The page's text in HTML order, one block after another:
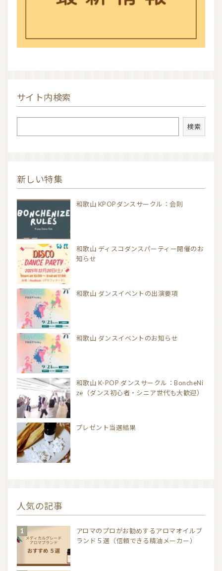
サイト内検索
検索
新しい特集
和歌山 KPOPダンスサークル：会則
和歌山 ディスコダンスパーティー開催のお
知らせ
和歌山 ダンスイベントの出演要項
和歌山 ダンスイベントのお知らせ
和歌山 K-POP ダンスサークル：BoncheNi
ze（ダンス初心者・シニア世代も大歓迎）
プレゼント当選結果
人気の記事
アロマのプロがお勧めするアロマオイルブ
ランド５選（信頼できる精油メーカー）